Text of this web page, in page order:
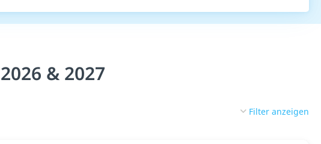
& 2027
Filter anzeigen